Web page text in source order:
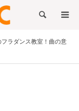
検索
ラダンス教室！曲の意